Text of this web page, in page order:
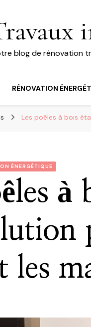
blog de rénovation
RÉNOVATION
Les poêles à bois
ÉNERGÉTIQUE
à
les